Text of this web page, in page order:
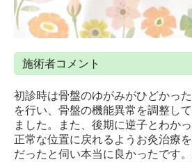
施術者コメント
初診時は骨盤のゆがみがひどかっ
を行い、骨盤の機能異常を調整し
ました。また、後期に逆子とわか
正常な位置に戻れるようお灸治療
だったと伺い本当に良かったです